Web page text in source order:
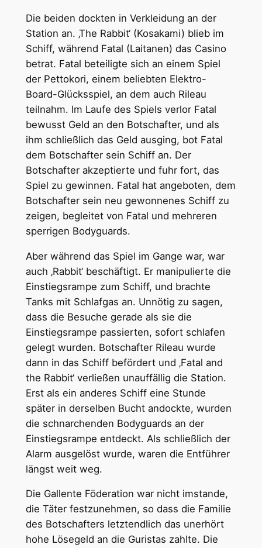
Die beiden dockten in Verkleidung an der
Station an. ‚The Rabbit‘ (Kosakami) blieb im
Schiff, während Fatal (Laitanen) das Casino
betrat. Fatal beteiligte sich an einem Spiel
der Pettokori, einem beliebten Elektro-
Board-Glücksspiel, an dem auch Rileau
teilnahm. Im Laufe des Spiels verlor Fatal
bewusst Geld an den Botschafter, und als
ihm schließlich das Geld ausging, bot Fatal
dem Botschafter sein Schiff an. Der
Botschafter akzeptierte und fuhr fort, das
Spiel zu gewinnen. Fatal hat angeboten, dem
Botschafter sein neu gewonnenes Schiff zu
zeigen, begleitet von Fatal und mehreren
sperrigen Bodyguards.
Aber während das Spiel im Gange war, war
auch ‚Rabbit‘ beschäftigt. Er manipulierte die
Einstiegsrampe zum Schiff, und brachte
Tanks mit Schlafgas an. Unnötig zu sagen,
dass die Besuche gerade als sie die
Einstiegsrampe passierten, sofort schlafen
gelegt wurden. Botschafter Rileau wurde
dann in das Schiff befördert und ‚Fatal and
the Rabbit‘ verließen unauffällig die Station.
Erst als ein anderes Schiff eine Stunde
später in derselben Bucht andockte, wurden
die schnarchenden Bodyguards an der
Einstiegsrampe entdeckt. Als schließlich der
Alarm ausgelöst wurde, waren die Entführer
längst weit weg.
Die Gallente Föderation war nicht imstande,
die Täter festzunehmen, so dass die Familie
des Botschafters letztendlich das unerhört
hohe Lösegeld an die Guristas zahlte. Die